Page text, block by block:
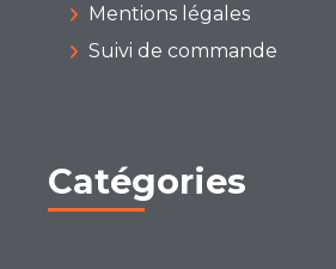
Mentions légales
Suivi de commande
Catégories